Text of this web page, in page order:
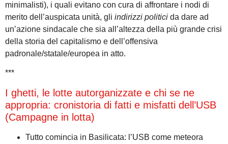
minimalisti), i quali evitano con cura di affrontare i nodi di
merito dell’auspicata unità, gli indirizzi politici da dare ad
un’azione sindacale che sia all’altezza della più grande crisi
della storia del capitalismo e dell’offensiva
padronale/statale/europea in atto.
***
I ghetti, le lotte autorganizzate e chi se ne
appropria: cronistoria di fatti e misfatti dell’USB
(Campagne in lotta)
Tutto comincia in Basilicata: l’USB come meteora